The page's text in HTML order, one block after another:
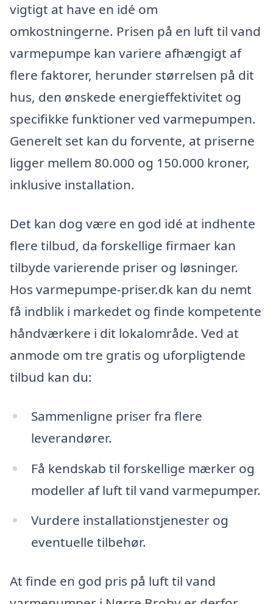
vigtigt at have en idé om
omkostningerne. Prisen på en luft til vand
varmepumpe kan variere afhængigt af
flere faktorer, herunder størrelsen på dit
hus, den ønskede energieffektivitet og
specifikke funktioner ved varmepumpen.
Generelt set kan du forvente, at priserne
ligger mellem 80.000 og 150.000 kroner,
inklusive installation.
Det kan dog være en god idé at indhente
flere tilbud, da forskellige firmaer kan
tilbyde varierende priser og løsninger.
Hos varmepumpe-priser.dk kan du nemt
få indblik i markedet og finde kompetente
håndværkere i dit lokalområde. Ved at
anmode om tre gratis og uforpligtende
tilbud kan du:
Sammenligne priser fra flere
leverandører.
Få kendskab til forskellige mærker og
modeller af luft til vand varmepumper.
Vurdere installationstjenester og
eventuelle tilbehør.
At finde en god pris på luft til vand